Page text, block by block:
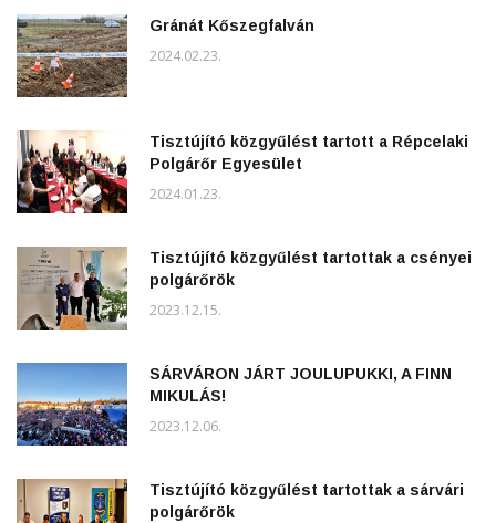
Gránát Kőszegfalván
2024.02.23.
Tisztújító közgyűlést tartott a Répcelaki
Polgárőr Egyesület
2024.01.23.
Tisztújító közgyűlést tartottak a csényei
polgárőrök
2023.12.15.
SÁRVÁRON JÁRT JOULUPUKKI, A FINN
MIKULÁS!
2023.12.06.
Tisztújító közgyűlést tartottak a sárvári
polgárőrök